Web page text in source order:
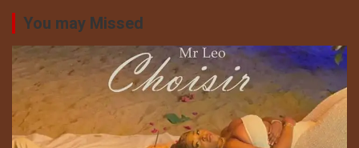
You may Missed